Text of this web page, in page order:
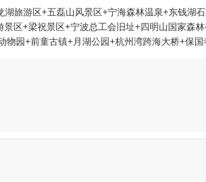
湖旅游区+五磊山风景区+宁海森林温泉+东钱
区+梁祝景区+宁波总工会旧址+四明山国家森
园+前童古镇+月湖公园+杭州湾跨海大桥+保
林公园+象山民俗文化村+人间弥勒(雪窦寺)+四
园景区+浙东小九寨+宁波3D艺术节+宁波文化
园+宁波大剧院+慈溪达蓬山温泉+慈城孔庙+
溪口小洋房+妙高台+雪窦山招待所+溪口老街
桃园•熊小米乐园+杭州湾之眼+宁波欢乐滨海
乐园+象山龙角岩森林公园+石浦休闲捕鱼海